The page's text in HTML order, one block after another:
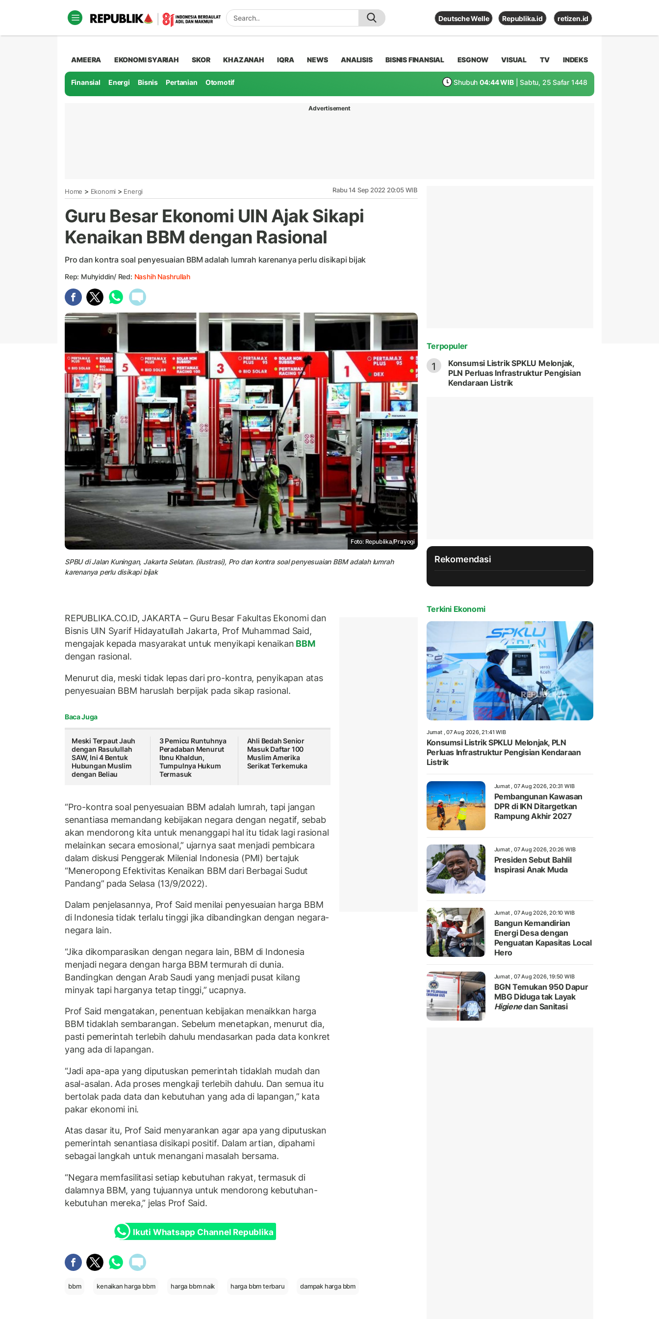
Deutsche Welle Republika.id retizen.id
AMEERA EKONOMI SYARIAH SKOR KHAZANAH IQRA NEWS ANALISIS BISNIS FINANSIAL ESGNOW VISUAL TV INDEKS
Finansial Energi Bisnis Pertanian Otomotif Shubuh 04:44 WIB | Sabtu, 25 Safar 1448
Advertisement
Home > Ekonomi > Energi Rabu 14 Sep 2022 20:05 WIB
Guru Besar Ekonomi UIN Ajak Sikapi
Kenaikan BBM dengan Rasional
Pro dan kontra soal penyesuaian BBM adalah lumrah karenanya perlu disikapi bijak
Rep: Muhyiddin/ Red: Nashih Nashrullah
Foto: Republika/Prayogi
SPBU di Jalan Kuningan, Jakarta Selatan. (ilustrasi), Pro dan kontra soal penyesuaian BBM adalah lumrah
karenanya perlu disikapi bijak
REPUBLIKA.CO.ID, JAKARTA – Guru Besar Fakultas Ekonomi dan
Bisnis UIN Syarif Hidayatullah Jakarta, Prof Muhammad Said,
mengajak kepada masyarakat untuk menyikapi kenaikan BBM
dengan rasional.
Menurut dia, meski tidak lepas dari pro-kontra, penyikapan atas
penyesuaian BBM haruslah berpijak pada sikap rasional.
Baca Juga
Meski Terpaut Jauh
dengan Rasulullah
SAW, Ini 4 Bentuk
Hubungan Muslim
dengan Beliau
3 Pemicu Runtuhnya
Peradaban Menurut
Ibnu Khaldun,
Tumpulnya Hukum
Termasuk
Ahli Bedah Senior
Masuk Daftar 100
Muslim Amerika
Serikat Terkemuka
“Pro-kontra soal penyesuaian BBM adalah lumrah, tapi jangan
senantiasa memandang kebijakan negara dengan negatif, sebab
akan mendorong kita untuk menanggapi hal itu tidak lagi rasional
melainkan secara emosional,” ujarnya saat menjadi pembicara
dalam diskusi Penggerak Milenial Indonesia (PMI) bertajuk
“Meneropong Efektivitas Kenaikan BBM dari Berbagai Sudut
Pandang” pada Selasa (13/9/2022).
Dalam penjelasannya, Prof Said menilai penyesuaian harga BBM
di Indonesia tidak terlalu tinggi jika dibandingkan dengan negara-
negara lain.
“Jika dikomparasikan dengan negara lain, BBM di Indonesia
menjadi negara dengan harga BBM termurah di dunia.
Bandingkan dengan Arab Saudi yang menjadi pusat kilang
minyak tapi harganya tetap tinggi,” ucapnya.
Prof Said mengatakan, penentuan kebijakan menaikkan harga
BBM tidaklah sembarangan. Sebelum menetapkan, menurut dia,
pasti pemerintah terlebih dahulu mendasarkan pada data konkret
yang ada di lapangan.
“Jadi apa-apa yang diputuskan pemerintah tidaklah mudah dan
asal-asalan. Ada proses mengkaji terlebih dahulu. Dan semua itu
bertolak pada data dan kebutuhan yang ada di lapangan,” kata
pakar ekonomi ini.
Atas dasar itu, Prof Said menyarankan agar apa yang diputuskan
pemerintah senantiasa disikapi positif. Dalam artian, dipahami
sebagai langkah untuk menangani masalah bersama.
“Negara memfasilitasi setiap kebutuhan rakyat, termasuk di
dalamnya BBM, yang tujuannya untuk mendorong kebutuhan-
kebutuhan mereka,” jelas Prof Said.
Ikuti Whatsapp Channel Republika
bbm kenaikan harga bbm harga bbm naik harga bbm terbaru dampak harga bbm
Terpopuler
1
Konsumsi Listrik SPKLU Melonjak,
PLN Perluas Infrastruktur Pengisian
Kendaraan Listrik
Rekomendasi
Terkini Ekonomi
Jumat , 07 Aug 2026, 21:41 WIB
Konsumsi Listrik SPKLU Melonjak, PLN
Perluas Infrastruktur Pengisian Kendaraan
Listrik
Jumat , 07 Aug 2026, 20:31 WIB
Pembangunan Kawasan
DPR di IKN Ditargetkan
Rampung Akhir 2027
Jumat , 07 Aug 2026, 20:26 WIB
Presiden Sebut Bahlil
Inspirasi Anak Muda
Jumat , 07 Aug 2026, 20:10 WIB
Bangun Kemandirian
Energi Desa dengan
Penguatan Kapasitas Local
Hero
Jumat , 07 Aug 2026, 19:50 WIB
BGN Temukan 950 Dapur
MBG Diduga tak Layak
Higienedan Sanitasi